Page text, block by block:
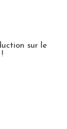
sur le